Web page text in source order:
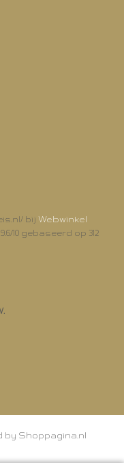
bij Webwinkel
10 gebaseerd op 312
by Shoppagina.nl